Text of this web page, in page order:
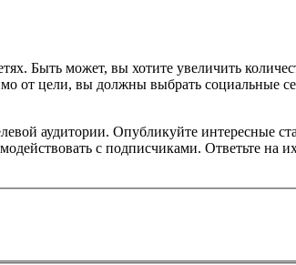
Быть может, вы хотите увеличить
от цели, вы должны выбрать социальные
аудитории. Опубликуйте интересные
с подписчиками. Ответьте на